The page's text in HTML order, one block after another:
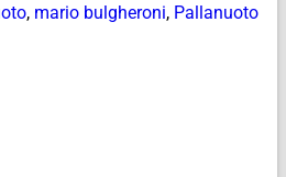
, mario bulgheroni, Pallanuoto